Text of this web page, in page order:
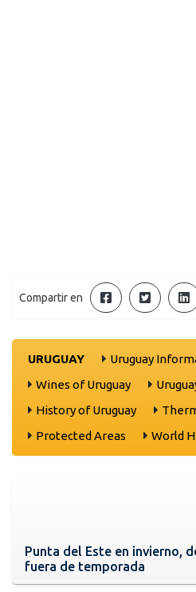
Compartir en
URUGUAY
Uruguay
Wines of Uruguay
History of Uruguay
Protected Areas
World
Punta del Este en invierno,
fuera de temporada